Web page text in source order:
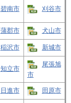
碧南市 刈谷市
蒲郡市 犬山市
稲沢市 新城市
知立市
尾張旭
市
日進市 田原市